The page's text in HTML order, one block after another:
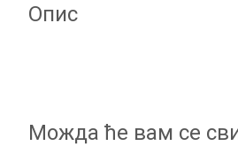
o
Опис
Можда ће вам се